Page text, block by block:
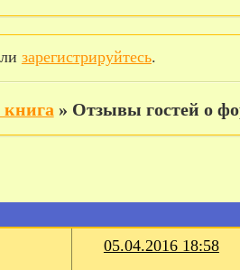
зарегистрируйтесь.
книга » Отзывы гостей о
05.04.2016 18:58